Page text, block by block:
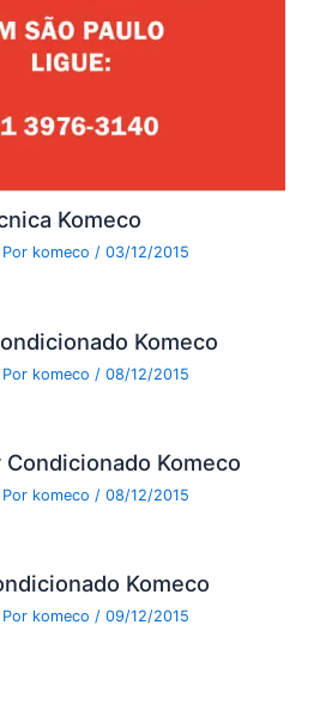
Komeco
komeco/03/12/2015
Komeco
komeco /08/12/2015
Komeco
komeco /08/12/2015
Komeco
komeco/09/12/2015